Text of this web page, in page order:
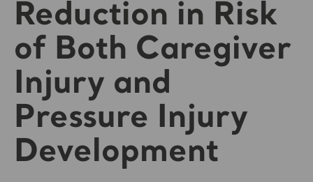
Reduction in Risk
of Both Caregiver
Injury and
Pressure Injury
Development